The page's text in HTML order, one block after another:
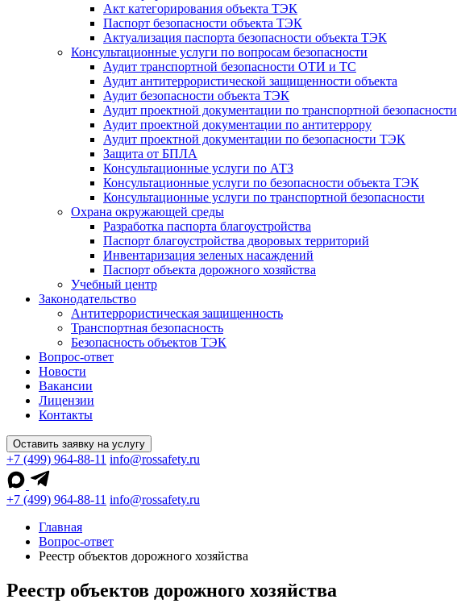
Акт категорирования объекта ТЭК
Паспорт безопасности объекта ТЭК
Актуализация паспорта безопасности объекта ТЭК
Консультационные услуги по вопросам безопасности
Аудит транспортной безопасности ОТИ и ТС
Аудит антитеррористической защищенности объекта
Аудит безопасности объекта ТЭК
Аудит проектной документации по транспортной безопасности
Аудит проектной документации по антитеррору
Аудит проектной документации по безопасности ТЭК
Защита от БПЛА
Консультационные услуги по АТЗ
Консультационные услуги по безопасности объекта ТЭК
Консультационные услуги по транспортной безопасности
Охрана окружающей среды
Разработка паспорта благоустройства
Паспорт благоустройства дворовых территорий
Инвентаризация зеленых насаждений
Паспорт объекта дорожного хозяйства
Учебный центр
Законодательство
Антитеррористическая защищенность
Транспортная безопасность
Безопасность объектов ТЭК
Вопрос-ответ
Новости
Вакансии
Лицензии
Контакты
Оставить заявку на услугу
+7 (499) 964-88-11 info@rossafety.ru
+7 (499) 964-88-11 info@rossafety.ru
Главная
Вопрос-ответ
Реестр объектов дорожного хозяйства
Реестр объектов дорожного хозяйства